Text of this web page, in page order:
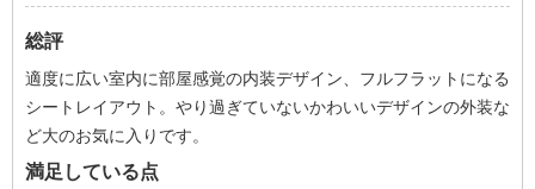
総評
適度に広い室内に部屋感覚の内装デザイン、フルフラットになる
シートレイアウト。やり過ぎていないかわいいデザインの外装な
ど大のお気に入りです。
満足している点